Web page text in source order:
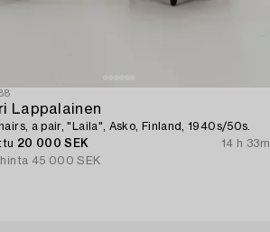
Lappalainen
a pair, "Laila", Asko, Finland, 1940s/50s.
20 000 SEK
14 h 33m
45 000 SEK